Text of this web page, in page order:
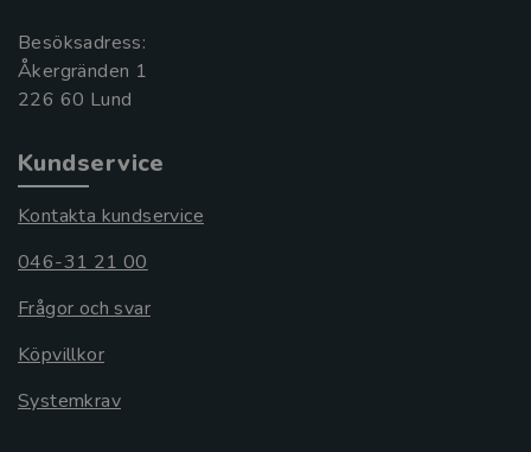
Besöksadress:
Åkergränden 1
Kundservice
Kontakta kundservice
046-31 21 00
Frågor och svar
Köpvillkor
Systemkrav